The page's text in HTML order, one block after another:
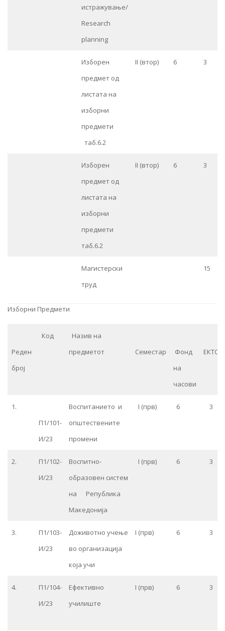
истражување/
Research
planning
Изборен
предмет од
листата на
изборни
предмети
таб.6.2
II (втор) 6 3
Изборен
предмет од
листата на
изборни
предмети
таб.6.2
II (втор) 6 3
Магистерски
труд
15
Изборни Предмети
Реден
број
Код
Назив на
предметот
Семестар
Фонд
на
часови
ЕКТС
1.
П1/101-
И/23
Воспитанието и
општествените
промени
I (прв) 6 3
2.
П1/102-
И/23
Воспитно-
образовен систем
на Република
Македонија
I (прв) 6 3
3.
П1/103-
И/23
Доживотно учење
во организација
која учи
I (прв) 6 3
4.
П1/104-
И/23
Ефективно
училиште
I (прв) 6 3